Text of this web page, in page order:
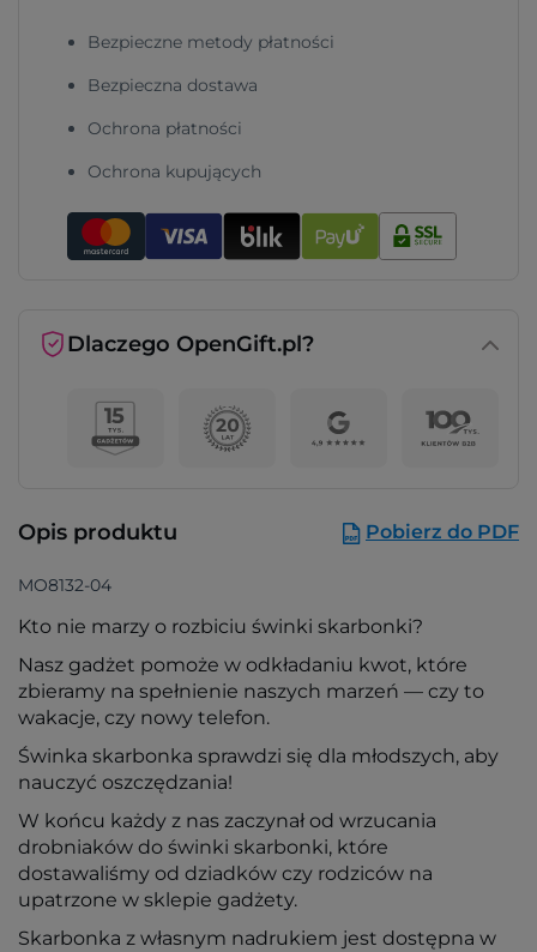
Bezpieczne metody płatności
Bezpieczna dostawa
Ochrona płatności
Ochrona kupujących
Dlaczego OpenGift.pl?
Opis produktu Pobierz do PDF
MO8132-04
Kto nie marzy o rozbiciu świnki skarbonki?
Nasz gadżet pomoże w odkładaniu kwot, które
zbieramy na spełnienie naszych marzeń — czy to
wakacje, czy nowy telefon.
Świnka skarbonka sprawdzi się dla młodszych, aby
nauczyć oszczędzania!
W końcu każdy z nas zaczynał od wrzucania
drobniaków do świnki skarbonki, które
dostawaliśmy od dziadków czy rodziców na
upatrzone w sklepie gadżety.
Skarbonka z własnym nadrukiem jest dostępna w